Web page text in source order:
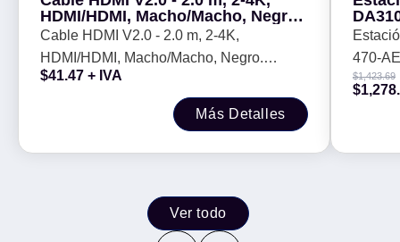
HDMI/HDMI, Macho/Macho, Negro.
BROBOTIX 695225
Cable HDMI V2.0 - 2.0 m, 2-4K,
HDMI/HDMI, Macho/Macho, Negro.
BROBOTIX 695225
$41.47 + IVA
Más Detalles
470-
$1,423.69
$
Ver todo